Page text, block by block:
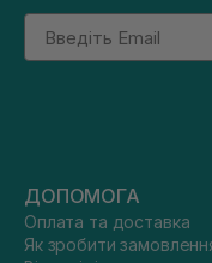
Email
ДОПОМОГА
Оплата та доставка
Як зробити